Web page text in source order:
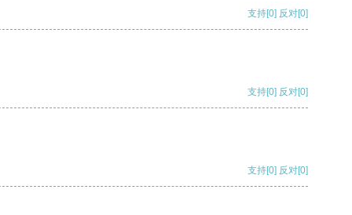
支持[0] 反对[0]
支持[0] 反对[0]
支持[0] 反对[0]